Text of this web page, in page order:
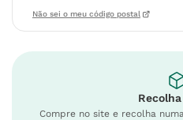
Não sei o meu código postal
Compre no site e recolha